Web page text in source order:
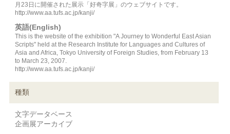
月23日に開催された展示「好奇字展」のウェブサイトです。
http://www.aa.tufs.ac.jp/kanji/
英語(English)
This is the website of the exhibition "A Journey to Wonderful East Asian
Scripts" held at the Research Institute for Languages and Cultures of
Asia and Africa, Tokyo University of Foreign Studies, from February 13
to March 23, 2007.
http://www.aa.tufs.ac.jp/kanji/
種類
文字データベース
企画展アーカイブ